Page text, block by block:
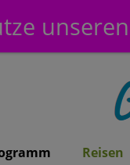
Reisen